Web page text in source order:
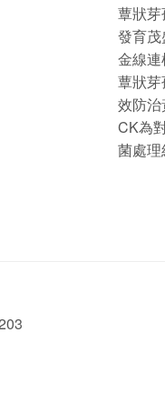
蕈狀
發育
金線
蕈狀
效防治
CK為
菌處理